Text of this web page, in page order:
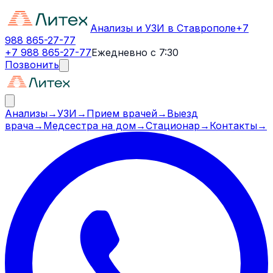
Анализы и УЗИ в Ставрополе+7
988 865-27-77
+7 988 865-27-77Ежедневно с 7:30
Позвонить
Анализы→УЗИ → Прием врачей→ Выезд
врача→ Медсестра на дом→Стационар → Контакты→